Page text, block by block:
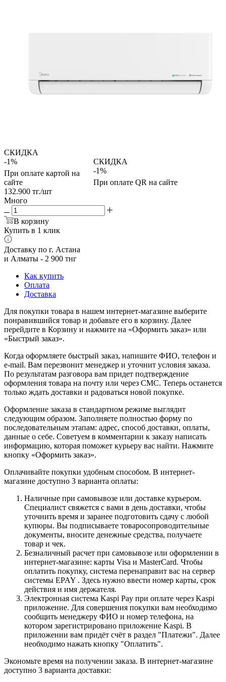
СКИДКА
-1%
При оплате картой на
сайте
СКИДКА
-1%
При оплате QR на сайте
132.900 тг./шт
Много
В корзину
Купить в 1 клик
Доставку по г. Астана
и Алматы - 2 900 тнг
Как купить
Оплата
Доставка
Для покупки товара в нашем интернет-магазине выберите
понравившийся товар и добавьте его в корзину. Далее
перейдите в Корзину и нажмите на «Оформить заказ» или
«Быстрый заказ».
Когда оформляете быстрый заказ, напишите ФИО, телефон и
e-mail. Вам перезвонит менеджер и уточнит условия заказа.
По результатам разговора вам придет подтверждение
оформления товара на почту или через СМС. Теперь останется
только ждать доставки и радоваться новой покупке.
Оформление заказа в стандартном режиме выглядит
следующим образом. Заполняете полностью форму по
последовательным этапам: адрес, способ доставки, оплаты,
данные о себе. Советуем в комментарии к заказу написать
информацию, которая поможет курьеру вас найти. Нажмите
кнопку «Оформить заказ».
Оплачивайте покупки удобным способом. В интернет-
магазине доступно 3 варианта оплаты:
Наличные при самовывозе или доставке курьером.
Специалист свяжется с вами в день доставки, чтобы
уточнить время и заранее подготовить сдачу с любой
купюры. Вы подписываете товаросопроводительные
документы, вносите денежные средства, получаете
товар и чек.
Безналичный расчет при самовывозе или оформлении в
интернет-магазине: карты Visa и MasterCard. Чтобы
оплатить покупку, система перенаправит вас на сервер
системы EPAY . Здесь нужно ввести номер карты, срок
действия и имя держателя.
Электронная система Kaspi Pay при оплате через Kaspi
приложение. Для совершения покупки вам необходимо
сообщить менеджеру ФИО и номер телефона, на
котором зарегистрировано приложение Kaspi. В
приложении вам придёт счёт в раздел "Платежи". Далее
необходимо нажать кнопку "Оплатить".
Экономьте время на получении заказа. В интернет-магазине
доступно 3 варианта доставки: